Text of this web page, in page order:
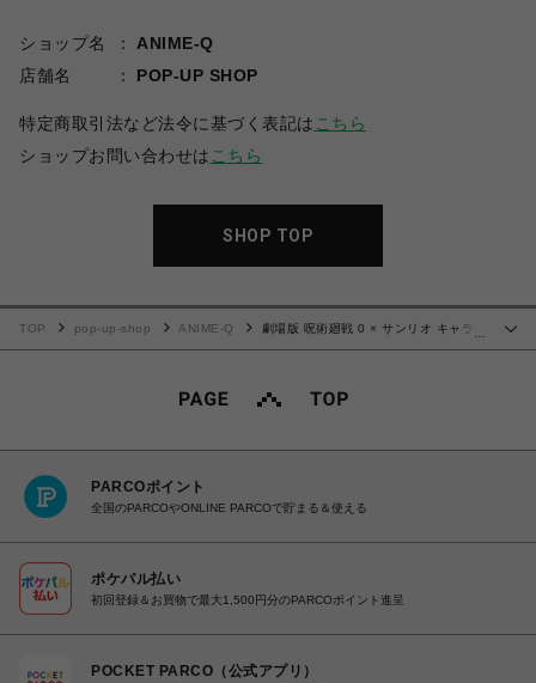
ショップ名
ANIME-Q
店舗名
POP-UP SHOP
特定商取引法など法令に基づく表記は こちら
ショップお問い合わせは こちら
SHOP TOP
TOP pop-up-shop ANIME-Q
劇場版 呪術廻戦 0 × サンリオ キャラク
PARCOポイント
全国のPARCOやONLINE PARCOで貯まる＆使える
ポケパル払い
初回登録＆お買物で最大1,500円分のPARCOポイント進呈
POCKET PARCO（公式アプリ）